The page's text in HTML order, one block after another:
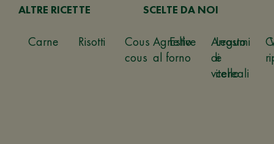
ALTRE RICETTE
Carne Risotti
Cous
cous
Estive
Legumi
e
cereali
SCELTE DA NOI
Agnello
al forno
Arrosto
di
vitello